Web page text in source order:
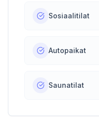
Sosiaalitilat
Autopaikat
Saunatilat